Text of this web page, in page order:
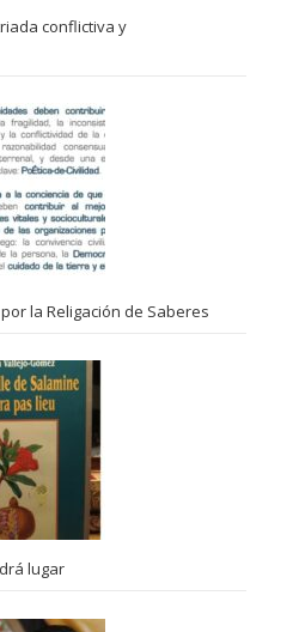
conflictiva y
la Religación de Saberes
lugar